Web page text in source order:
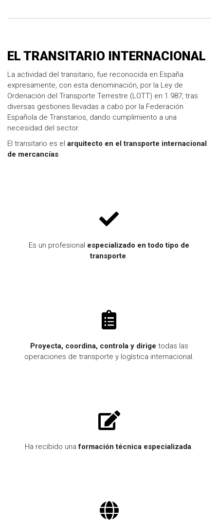
EL TRANSITARIO INTERNACIONAL
La actividad del transitario, fue reconocida en España
expresamente, con esta denominación, por la Ley de
Ordenación del Transporte Terrestre (LOTT) en 1.987, tras
diversas gestiones llevadas a cabo por la Federación
Española de Transtarios, dando cumplimiento a una
necesidad del sector.
El transitario es el arquitecto en el transporte internacional
de mercancías.
Es un profesional especializado en todo tipo de
transporte.
Proyecta, coordina, controla y dirige todas las
operaciones de transporte y logística internacional.
Ha recibido unaformación técnica especializada.